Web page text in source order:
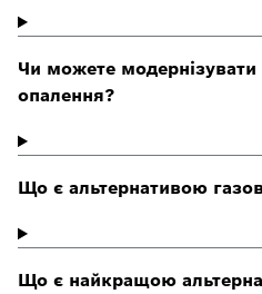
Чи можете модернізувати
опалення?
Що є альтернативою
Що є найкращою